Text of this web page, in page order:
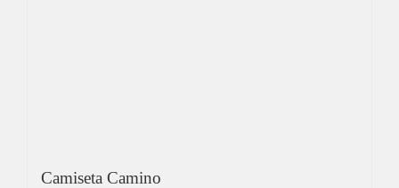
Camiseta Camino